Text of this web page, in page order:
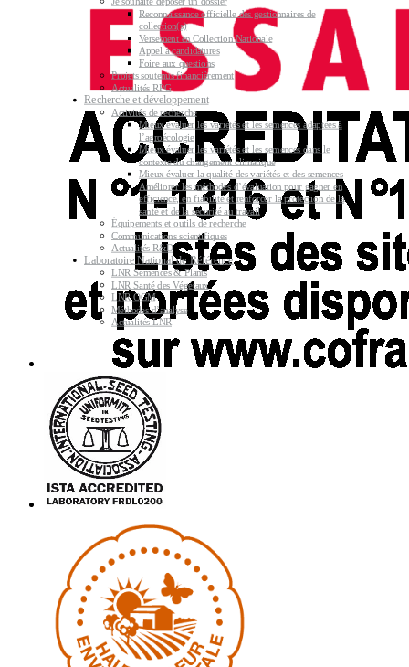
Reconnaissance officielle des gestionnaires de
collection(s)
Versement en Collection Nationale
Appel à candidatures
Foire aux questions
Projets soutenus financièrement
Actualités RPG
Recherche et développement
Activités de recherche
Mieux évaluer les variétés et les semences adaptées à
l’agroécologie
Mieux évaluer les variétés et les semences dans le
contexte du changement climatique
Mieux évaluer la qualité des variétés et des semences
Améliorer les méthodes d’évaluation pour gagner en
efficience, en fiabilité et renforcer la protection de la
santé et de la sécurité au travail
Équipements et outils de recherche
Communications scientifiques
Actualités R&D
Laboratoire National de Référence
LNR Semences & Plants
LNR Santé des Végétaux
LNR OGM
Méthodes d’analyse
Actualités LNR